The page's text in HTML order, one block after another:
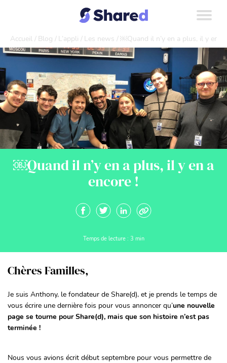
Accueil Blog L’appli Les news ￼Quand il n’y en a plus, il y en a
￼Quand il n’y en a plus, il y en a
encore !
Partager sur Facebook. Nouvelle fenêtre
Partager sur Twitter. Nouvelle
Partager sur Linkedin.
Temps de lecture : 3 min
Chères Familles,
Je suis Anthony, le fondateur de Share(d), et je prends le temps de
vous écrire une dernière fois pour vous annoncer qu’une nouvelle
page se tourne pour Share(d), mais que son histoire n’est pas
terminée !
Nous vous avions écrit début septembre pour vous permettre de